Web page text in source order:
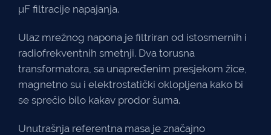
μF filtracije napajanja.
Ulaz mrežnog napona je filtriran od istosmernih i
radiofrekventnih smetnji. Dva torusna
transformatora, sa unapređenim presjekom žice,
magnetno su i elektrostatički oklopljena kako bi
se sprečio bilo kakav prodor šuma.
Unutrašnja referentna masa je značajno